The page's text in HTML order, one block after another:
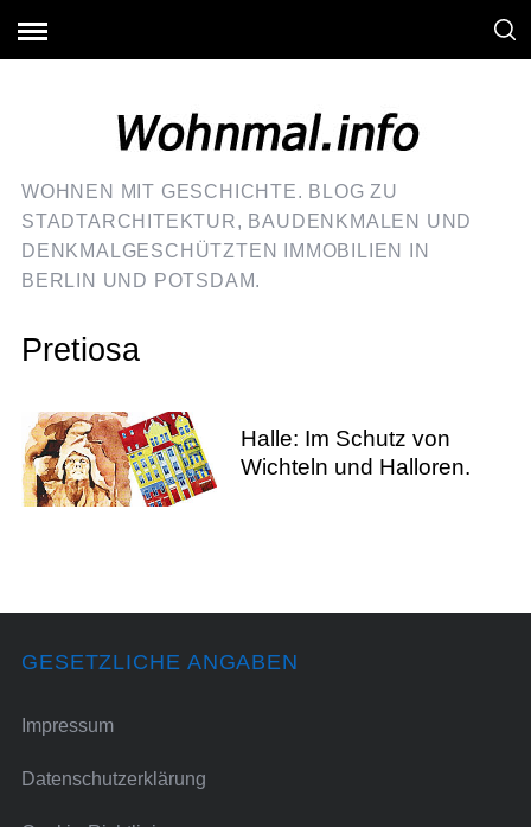
WOHNEN MIT GESCHICHTE. BLOG ZU
STADTARCHITEKTUR, BAUDENKMALEN UND
DENKMALGESCHÜTZTEN IMMOBILIEN IN
BERLIN UND POTSDAM.
Pretiosa
Halle: Im Schutz von
Wichteln und Halloren.
GESETZLICHE ANGABEN
Impressum
Datenschutzerklärung